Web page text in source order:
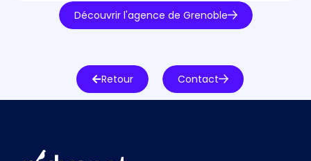
Découvrir l'agence de Grenoble
Retour Contact